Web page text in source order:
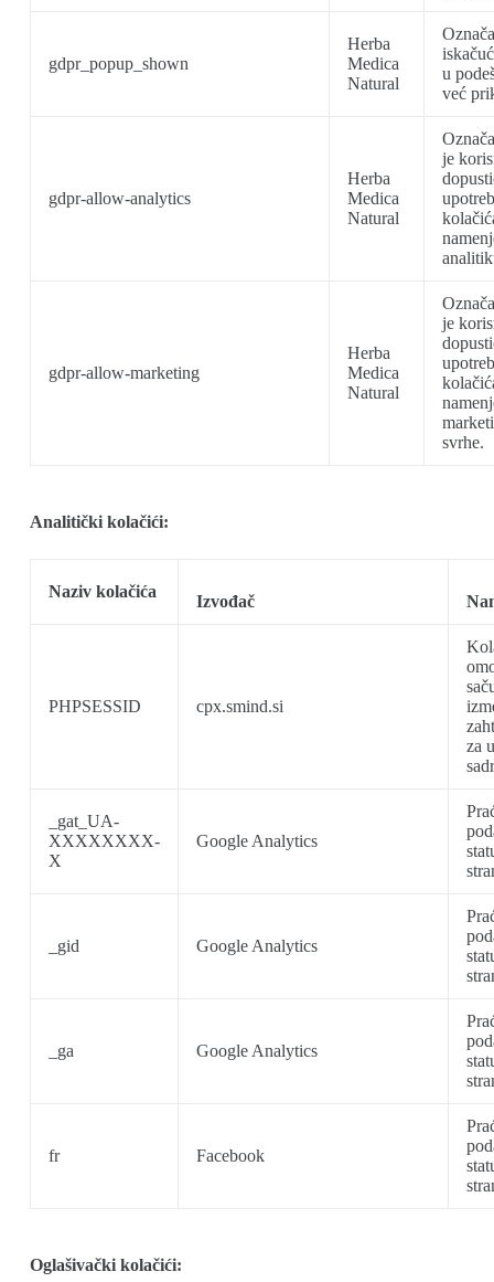
gdpr_popup_shown
Herba
Medica
Natural
u
već
gdpr-allow-analytics
Herba
Medica
Natural
je
gdpr-allow-marketing
Herba
Medica
Natural
je
svrhe.
Analitički kolačići:
Naziv kolačića
Izvođač
PHPSESSID cpx.smind.si
za
_gat_UA-
XXXXXXXX-
X
Google Analytics
_gid Google Analytics
_ga Google Analytics
fr Facebook
Oglašivački kolačići: